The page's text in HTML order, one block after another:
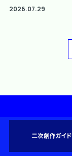
2026.07.29